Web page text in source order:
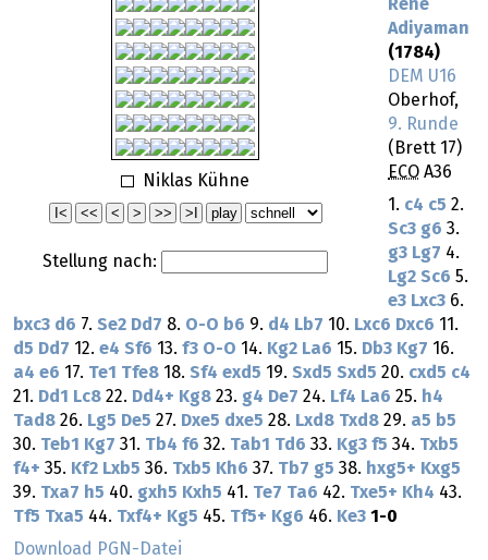
Niklas Kühne
Stellung nach:
Rene
Adiyaman
(1784)
DEM U16
Oberhof,
9. Runde
(Brett 17)
ECO A36
1. c4 c5 2.
Sc3 g6 3.
g3 Lg7 4.
Lg2 Sc6 5.
e3 Lxc3 6.
bxc3 d6 7. Se2 Dd7 8. O-O b6 9. d4 Lb7 10. Lxc6 Dxc6 11.
d5 Dd7 12. e4 Sf6 13. f3 O-O 14. Kg2 La6 15. Db3 Kg7 16.
a4 e6 17. Te1 Tfe8 18. Sf4 exd5 19. Sxd5 Sxd5 20. cxd5 c4
21. Dd1 Lc8 22. Dd4+ Kg8 23. g4 De7 24. Lf4 La6 25. h4
Tad8 26. Lg5 De5 27. Dxe5 dxe5 28. Lxd8 Txd8 29. a5 b5
30. Teb1 Kg7 31. Tb4 f6 32. Tab1 Td6 33. Kg3 f5 34. Txb5
f4+ 35. Kf2 Lxb5 36. Txb5 Kh6 37. Tb7 g5 38. hxg5+ Kxg5
39. Txa7 h5 40. gxh5 Kxh5 41. Te7 Ta6 42. Txe5+ Kh4 43.
Tf5 Txa5 44. Txf4+ Kg5 45. Tf5+ Kg6 46. Ke3 1-0
Download PGN-Datei